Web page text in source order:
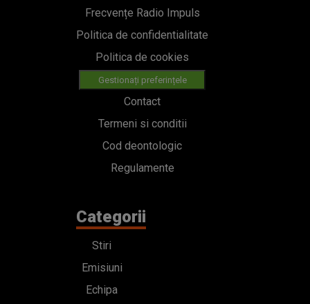
Frecvențe Radio Impuls
Politica de confidentialitate
Politica de cookies
Gestionați preferințele
Contact
Termeni si conditii
Cod deontologic
Regulamente
Categorii
Stiri
Emisiuni
Echipa